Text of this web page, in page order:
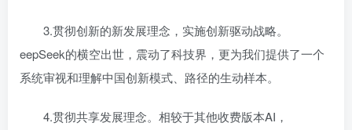
3.贯彻创新的新发展理念，实施创新驱动战略。
eepSeek的横空出世，震动了科技界，更为我们提供了一个
系统审视和理解中国创新模式、路径的生动样本。
4.贯彻共享发展理念。相较于其他收费版本AI，